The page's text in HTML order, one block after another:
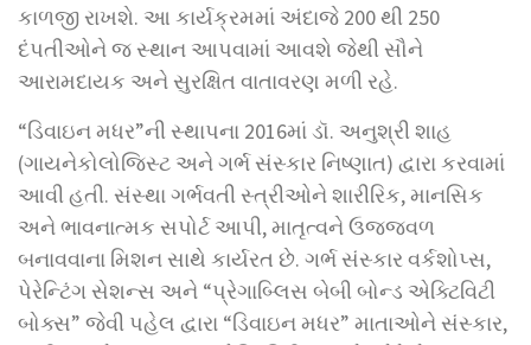
કાળજી રાખશે. આ કાર્યક્રમમાં અંદાજે 200 થી 250
દંપતીઓને જ સ્થાન આપવામાં આવશે જેથી સૌને
આરામદાયક અને સુરક્ષિત વાતાવરણ મળી રહે.
“ડિવાઇન મધર”ની સ્થાપના 2016માં ડૉ. અનુશ્રી શાહ
(ગાયનેકોલોજિસ્ટ અને ગર્ભ સંસ્કાર નિષ્ણાત) દ્વારા કરવામાં
આવી હતી. સંસ્થા ગર્ભવતી સ્ત્રીઓને શારીરિક, માનસિક
અને ભાવનાત્મક સપોર્ટ આપી, માતૃત્વને ઉજ્જવળ
બનાવવાના મિશન સાથે કાર્યરત છે. ગર્ભ સંસ્કાર વર્કશોપ્સ,
પેરેન્ટિંગ સેશન્સ અને “પ્રેગાબ્લિસ બેબી બોન્ડ એક્ટિવિટી
બોક્સ” જેવી પહેલ દ્વારા “ડિવાઇન મધર” માતાઓને સંસ્કાર,